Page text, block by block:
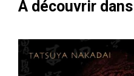
À découvrir